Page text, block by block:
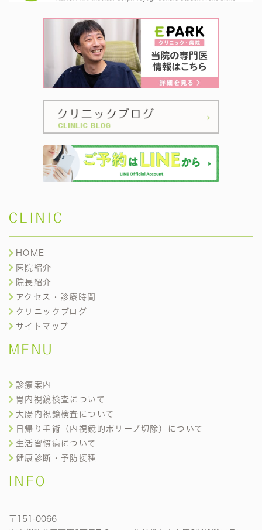
CLINIC
HOME
医院紹介
院長紹介
アクセス・診療時間
クリニックブログ
サイトマップ
MENU
診療案内
胃内視鏡検査について
大腸内視鏡検査について
日帰り手術（内視鏡的ポリープ切除）について
生活習慣病について
健康診断・予防接種
INFO
〒151-0066